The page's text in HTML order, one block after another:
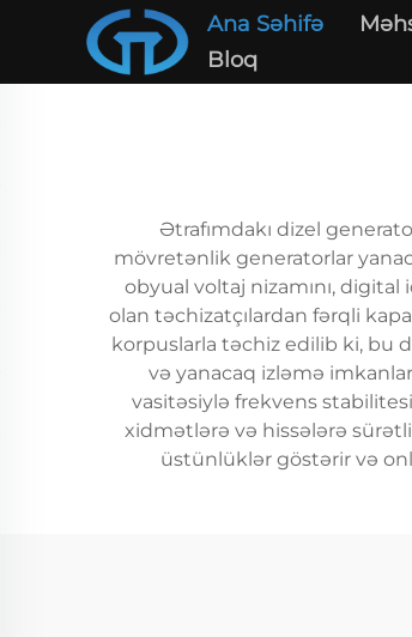
Ana Səhifə
Bloq
Ətrafımdakı dizel
mövretənlik generatorlar
obyual voltaj nizamını,
olan təchizatçılardan fərqli
korpuslarla təchiz edilib ki, bu
və yanacaq izləmə
vasitəsiylə frekvens
xidmətlərə və hissələrə
üstünlüklər göstərir və